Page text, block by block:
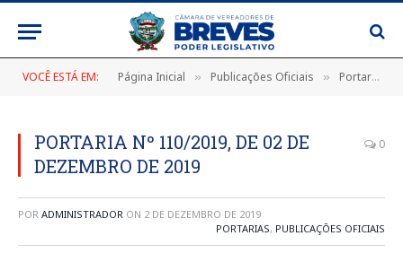
VOCÊ ESTÁ EM: Página Inicial » Publicações Oficiais » Portarias
PORTARIA Nº 110/2019, DE 02 DE
DEZEMBRO DE 2019
0
POR ADMINISTRADOR ON 2 DE DEZEMBRO DE 2019
PORTARIAS, PUBLICAÇÕES OFICIAIS